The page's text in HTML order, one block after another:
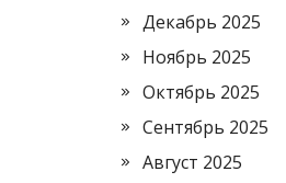
Декабрь 2025
Ноябрь 2025
Октябрь 2025
Сентябрь 2025
Август 2025